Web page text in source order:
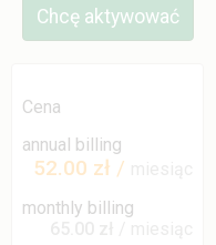
Chcę aktywować
Cena
annual billing
52.00 zł /
monthly billing